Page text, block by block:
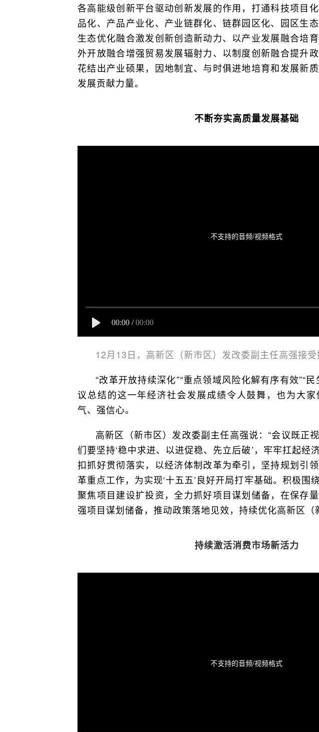
各高能级创新平台驱动创新发展的作用，打通科技项目
品化、产品产业化、产业链群化、链群园区化、园区生
生态优化融合激发创新创造新动力、以产业发展融合培
外开放融合增强贸易发展辐射力、以制度创新融合提升
花结出产业硕果，因地制宜、与时俱进地培育和发展新
发展贡献力量。
不断夯实高质量发展基础
不支持的音频/视频格式
00:00 / 00:00
12月13日，高新区（新市区）发改委副主任高强接受
“改革开放持续深化”“重点领域风险化解有序有效”“
议总结的这一年经济社会发展成绩令人鼓舞，也为大
气、强信心。
高新区（新市区）发改委副主任高强说：“会议既正
们要坚持‘稳中求进、以进促稳、先立后破’，牢牢扛起经
扣抓好贯彻落实，以经济体制改革为牵引，坚持规划引
革重点工作，为实现‘十五五’良好开局打牢基础。积极围
聚焦项目建设扩投资，全力抓好项目谋划储备，在保存
强项目谋划储备，推动政策落地见效，持续优化高新区（
持续激活消费市场新活力
不支持的音频/视频格式